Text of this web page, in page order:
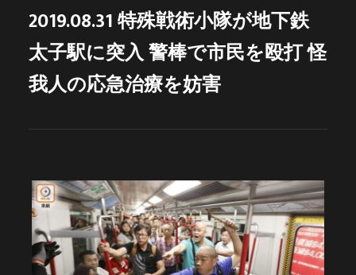
2019.08.31 特殊戦術小隊が地下鉄
太子駅に突入 警棒で市民を殴打 怪
我人の応急治療を妨害